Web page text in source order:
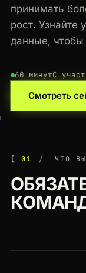
принимать
рост. Узнайте
данные, чтобы
60 минутС
Смотреть
01 ЧТО